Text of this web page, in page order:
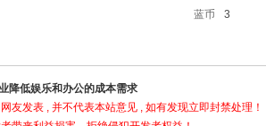
蓝币
3
降低娱乐和办公的成本需求
友发表 , 并不代表本站意见 , 如有发现立即封禁处理！